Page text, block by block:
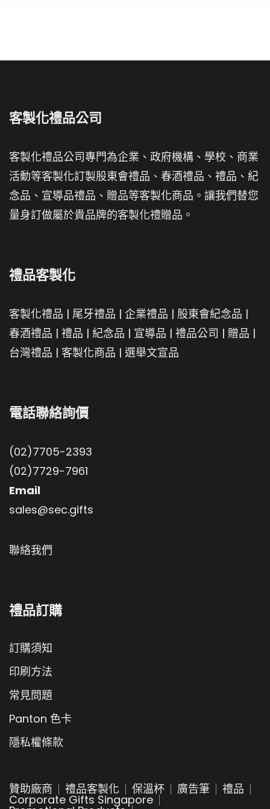
客製化禮品公司
客製化禮品公司專門為企業、政府機構、學校、商業
活動等客製化訂製股東會禮品、春酒禮品、禮品、紀
念品、宣導品禮品、贈品等客製化商品。讓我們替您
量身訂做屬於貴品牌的客製化禮贈品。
禮品客製化
客製化禮品 | 尾牙禮品 | 企業禮品 | 股東會紀念品 |
春酒禮品 | 禮品 | 紀念品 | 宣導品 | 禮品公司 | 贈品 |
台灣禮品 | 客製化商品 | 選舉文宣品
電話聯絡詢價
(02)7705-2393
(02)7729-7961
Email
sales@sec.gifts
聯絡我們
禮品訂購
訂購須知
印刷方法
常見問題
Panton 色卡
隱私權條款
贊助廠商 禮品客製化 保溫杯 廣告筆 禮品
Corporate Gifts Singapore